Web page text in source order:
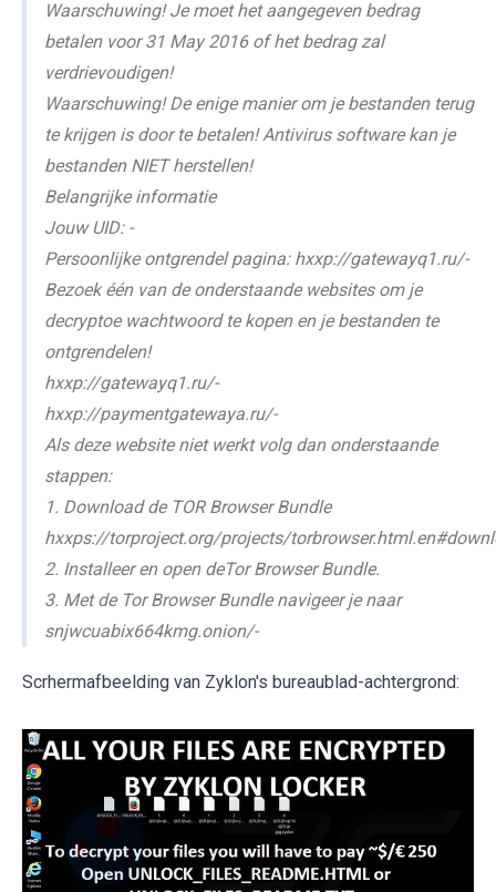
Waarschuwing! Je moet het aangegeven bedrag
betalen voor 31 May 2016 of het bedrag zal
verdrievoudigen!
Waarschuwing! De enige manier om je bestanden terug
te krijgen is door te betalen! Antivirus software kan je
bestanden NIET herstellen!
Belangrijke informatie
Jouw UID: -
Persoonlijke ontgrendel pagina: hxxp://gatewayq1.ru/-
Bezoek één van de onderstaande websites om je
decryptoe wachtwoord te kopen en je bestanden te
ontgrendelen!
hxxp://gatewayq1.ru/-
hxxp://paymentgatewaya.ru/-
Als deze website niet werkt volg dan onderstaande
stappen:
1. Download de TOR Browser Bundle
hxxps://torproject.org/projects/
2. Installeer en open deTor Browser Bundle.
3. Met de Tor Browser Bundle navigeer je naar
snjwcuabix664kmg.onion/-
Scrhermafbeelding van Zyklon's bureaublad-achtergrond: